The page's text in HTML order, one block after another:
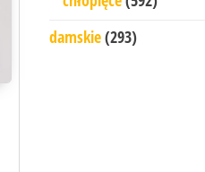
damskie(293)